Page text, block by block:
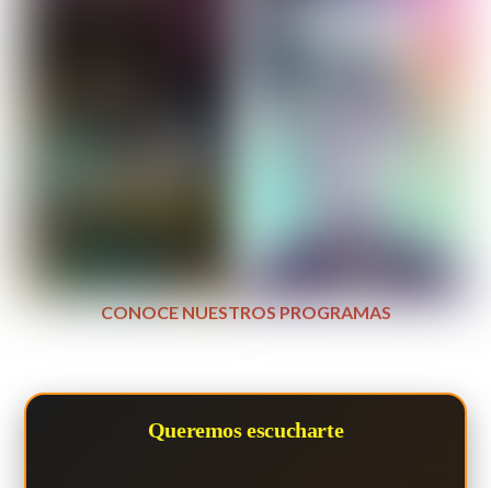
CONOCE NUESTROS PROGRAMAS
Queremos escucharte